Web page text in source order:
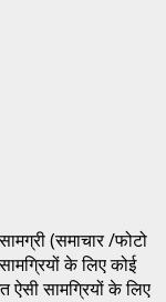
(समाचार /फोटो
के लिए कोई
ऐसी सामग्रियों के लिए